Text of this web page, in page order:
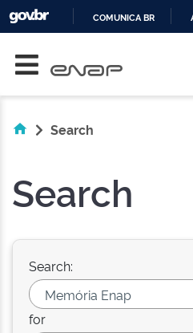
COMUNICA BR
Search
Search
Search:
for